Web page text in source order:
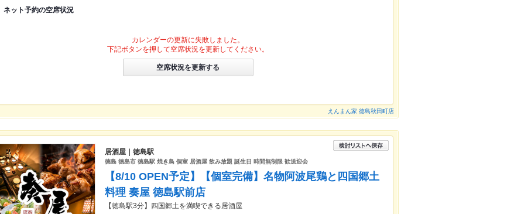
ネット予約の空席状況
カレンダーの更新に失敗しました。
下記ボタンを押して空席状況を更新してください。
空席状況を更新する
えんまん家 徳島秋田町店
居酒屋｜徳島駅
徳島 徳島市 徳島駅 焼き鳥 個室 居酒屋 飲み放題 誕生日 時間無制限 歓送迎会
【8/10 OPEN予定】【個室完備】名物阿波尾鶏と四国郷土
料理 奏屋 徳島駅前店
【徳島駅3分】四国郷土を満喫できる居酒屋